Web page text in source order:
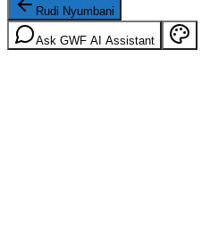
Rudi Nyumbani
Ask GWF AI Assistant